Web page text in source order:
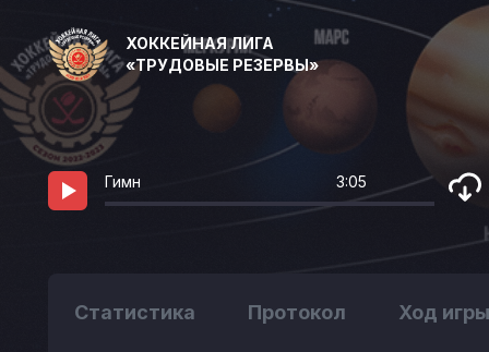
ХОККЕЙНАЯ ЛИГА
«ТРУДОВЫЕ РЕЗЕРВЫ»
Гимн 3:05
Статистика Протокол Ход игры